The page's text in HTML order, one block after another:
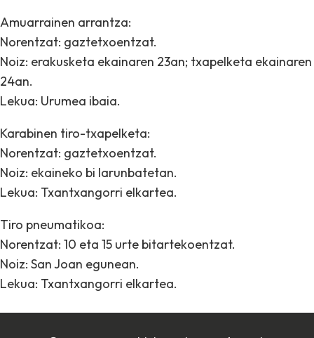
Amuarrainen arrantza:
Norentzat: gaztetxoentzat.
Noiz: erakusketa ekainaren 23an; txapelketa ekainaren
24an.
Lekua: Urumea ibaia.
Karabinen tiro-txapelketa:
Norentzat: gaztetxoentzat.
Noiz: ekaineko bi larunbatetan.
Lekua: Txantxangorri elkartea.
Tiro pneumatikoa:
Norentzat: 10 eta 15 urte bitartekoentzat.
Noiz: San Joan egunean.
Lekua: Txantxangorri elkartea.